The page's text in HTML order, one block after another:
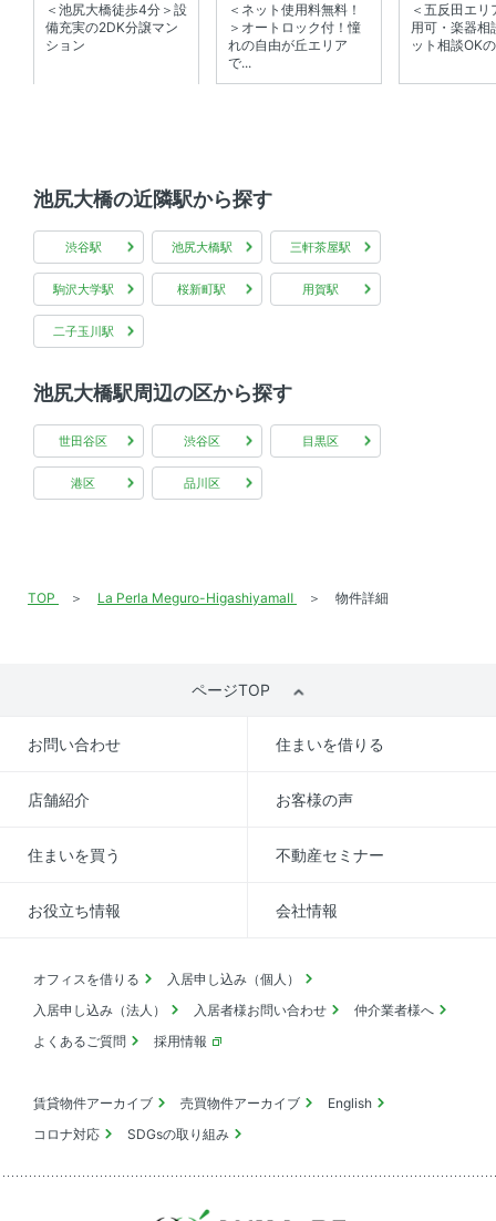
ウォークインクローゼット 、 シューズインクローゼット
、 バルコニー 、 全居室フローリング
＜池尻大橋徒歩4分＞設
備充実の2DK分譲マン
ション
＜ネット使用料無料！
＞オートロック付！憧
れの自由が丘エリア
で...
＜五反田エリ
用可・楽器相
ット相談OK
池尻大橋の近隣駅から探す
渋谷駅 池尻大橋駅 三軒茶屋駅
駒沢大学駅 桜新町駅 用賀駅
二子玉川駅
池尻大橋駅周辺の区から探す
世田谷区 渋谷区 目黒区
港区 品川区
TOP La Perla Meguro-HigashiyamaⅡ 物件詳細
ページTOP
お問い合わせ 住まいを借りる
店舗紹介 お客様の声
住まいを買う 不動産セミナー
お役立ち情報 会社情報
オフィスを借りる
入居申し込み（個人）
入居申し込み（法人）
入居者様お問い合わせ
仲介業者様へ
よくあるご質問
採用情報
賃貸物件アーカイブ 売買物件アーカイブ
English
コロナ対応
SDGsの取り組み